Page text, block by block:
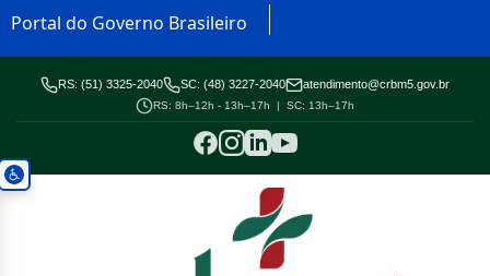
Portal do Governo Brasileiro
RS: (51) 3325-2040 SC: (48) 3227-2040 atendimento@crbm5.gov.br
RS: 8h–12h - 13h–17h | SC: 13h–17h